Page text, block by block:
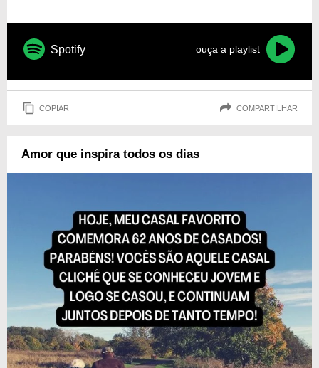
Spotify ouça a playlist
COPIAR COMPARTILHAR
Amor que inspira todos os dias